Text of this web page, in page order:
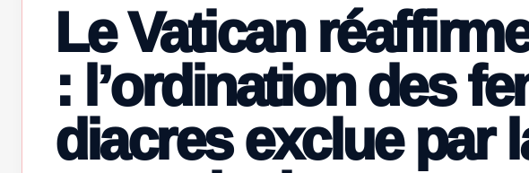
Le Vatican
: l’ordination des
diacres exclue par